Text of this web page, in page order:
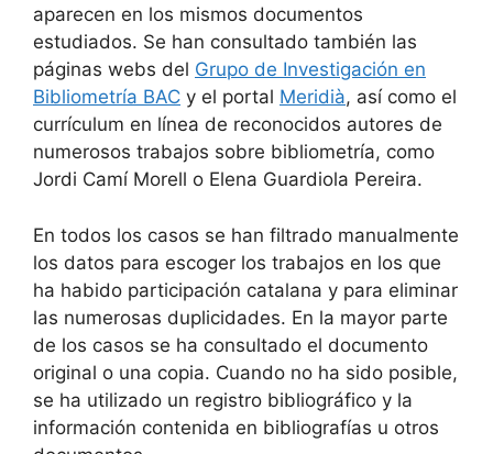
aparecen en los mismos documentos
estudiados. Se han consultado también las
páginas webs del Grupo de Investigación en
Bibliometría BAC y el portal Meridià, así como el
currículum en línea de reconocidos autores de
numerosos trabajos sobre bibliometría, como
Jordi Camí Morell o Elena Guardiola Pereira.
En todos los casos se han filtrado manualmente
los datos para escoger los trabajos en los que
ha habido participación catalana y para eliminar
las numerosas duplicidades. En la mayor parte
de los casos se ha consultado el documento
original o una copia. Cuando no ha sido posible,
se ha utilizado un registro bibliográfico y la
información contenida en bibliografías u otros